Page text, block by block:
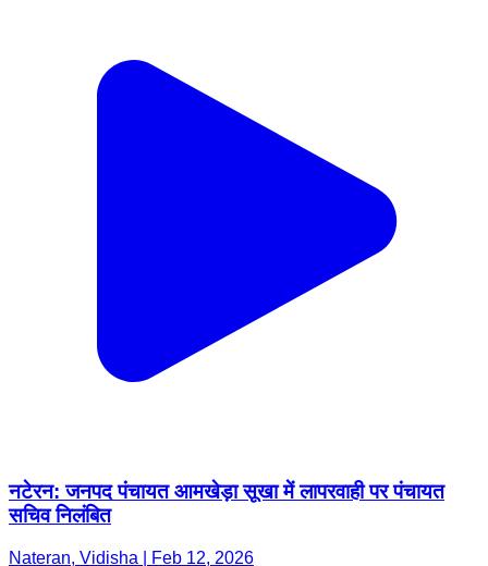
नटेरन: जनपद पंचायत आमखेड़ा सूखा में लापरवाही पर पंचायत
सचिव निलंबित
Nateran, Vidisha | Feb 12, 2026